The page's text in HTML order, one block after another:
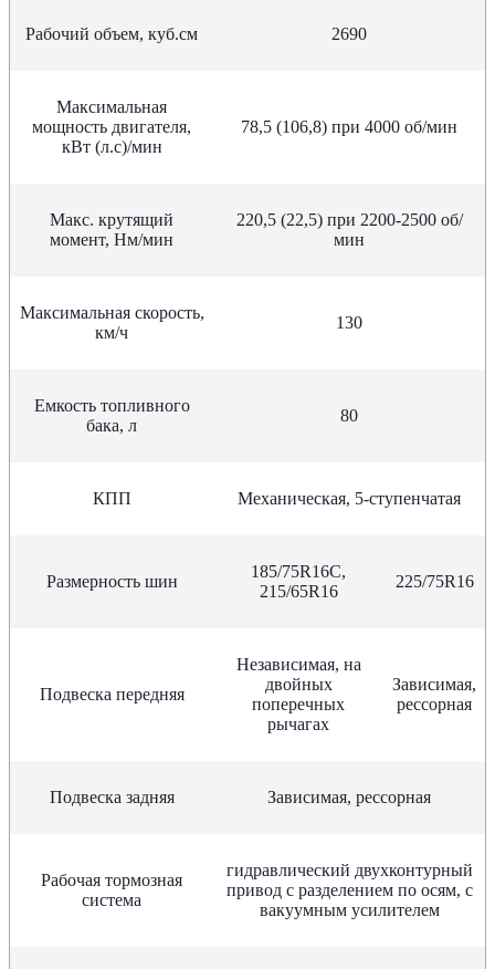
Рабочий объем, куб.см 2690
Максимальная
мощность двигателя,
кВт (л.с)/мин
78,5 (106,8) при 4000 об/мин
Макс. крутящий
момент, Нм/мин
220,5 (22,5) при 2200-2500 об/
мин
Максимальная скорость,
км/ч
130
Емкость топливного
бака, л
80
КПП Механическая, 5-ступенчатая
Размерность шин
185/75R16C,
215/65R16
225/75R16
Подвеска передняя
Независимая, на
двойных
поперечных
рычагах
Зависимая,
рессорная
Подвеска задняя Зависимая, рессорная
Рабочая тормозная
система
гидравлический двухконтурный
привод с разделением по осям, с
вакуумным усилителем